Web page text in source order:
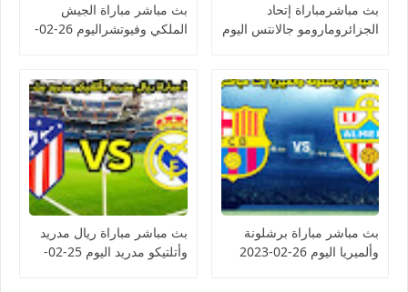
بث مباشرمباراة إتحاد
الجزائرومارومو جالانتس اليوم
بث مباشر مباراة الجيش
الملكي وفيوتشراليوم 26-02-
بث مباشر مباراة برشلونة
وألميريا اليوم 26-02-2023
بث مباشر مباراة ريال مدريد
وأتلتيكو مدريد اليوم 25-02-